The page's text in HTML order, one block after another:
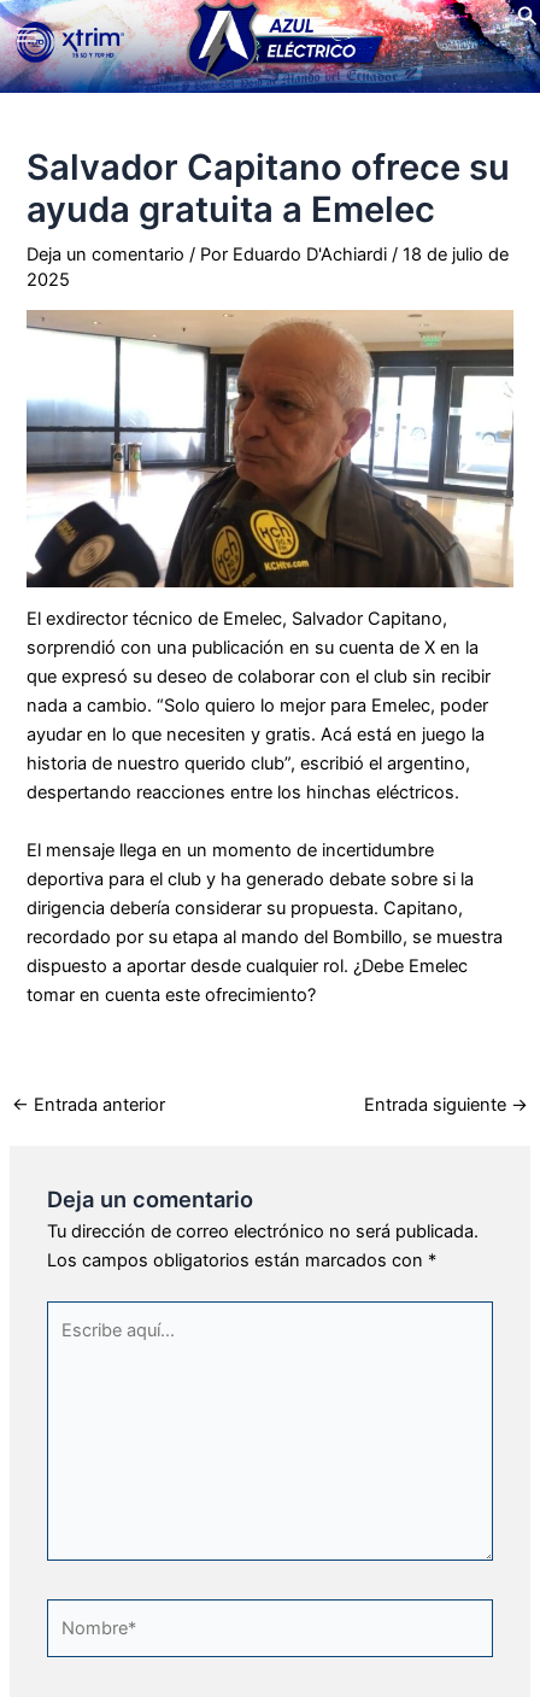
Ir
al
contenido
Main
Menu
Salvador Capitano ofrece su
ayuda gratuita a Emelec
Deja un comentario / Por Eduardo D'Achiardi/18 de julio de
2025
El exdirector técnico de Emelec, Salvador Capitano,
sorprendió con una publicación en su cuenta de X en la
que expresó su deseo de colaborar con el club sin recibir
nada a cambio. “Solo quiero lo mejor para Emelec, poder
ayudar en lo que necesiten y gratis. Acá está en juego la
historia de nuestro querido club”, escribió el argentino,
despertando reacciones entre los hinchas eléctricos.
El mensaje llega en un momento de incertidumbre
deportiva para el club y ha generado debate sobre si la
dirigencia debería considerar su propuesta. Capitano,
recordado por su etapa al mando del Bombillo, se muestra
dispuesto a aportar desde cualquier rol. ¿Debe Emelec
tomar en cuenta este ofrecimiento?
← Entrada anterior Entrada siguiente →
Deja un comentario
Tu dirección de correo electrónico no será publicada.
Los campos obligatorios están marcados con *
aquí...